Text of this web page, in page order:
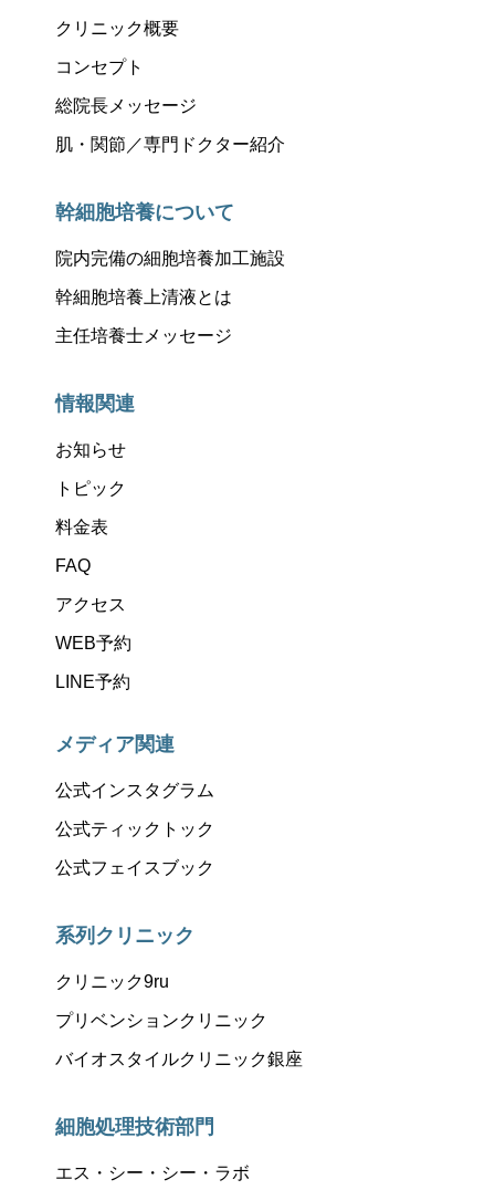
クリニック概要
コンセプト
総院長メッセージ
肌・関節／専門ドクター紹介
幹細胞培養について
院内完備の細胞培養加工施設
幹細胞培養上清液とは
主任培養士メッセージ
情報関連
お知らせ
トピック
料金表
FAQ
アクセス
WEB予約
LINE予約
メディア関連
公式インスタグラム
公式ティックトック
公式フェイスブック
系列クリニック
クリニック9ru
プリベンションクリニック
バイオスタイルクリニック銀座
細胞処理技術部門
エス・シー・シー・ラボ